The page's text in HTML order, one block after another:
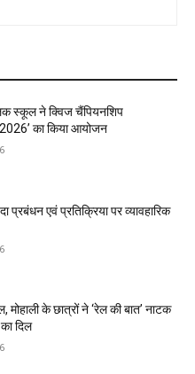
स्कूल ने क्विज चैंपियनशिप
का किया आयोजन
प्रबंधन एवं प्रतिक्रिया पर व्यावहारिक
मोहाली के छात्रों ने ‘रेल की बात’ नाटक
दिल